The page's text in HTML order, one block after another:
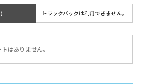
トラックバックは利用できません。
はありません。